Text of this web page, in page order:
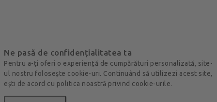
Ne pasă de confidențialitatea ta
Pentru a-ți oferi o experiență de cumpărături personalizată, site-
ul nostru folosește cookie-uri. Continuând să utilizezi acest site,
ești de acord cu politica noastră privind cookie-urile.